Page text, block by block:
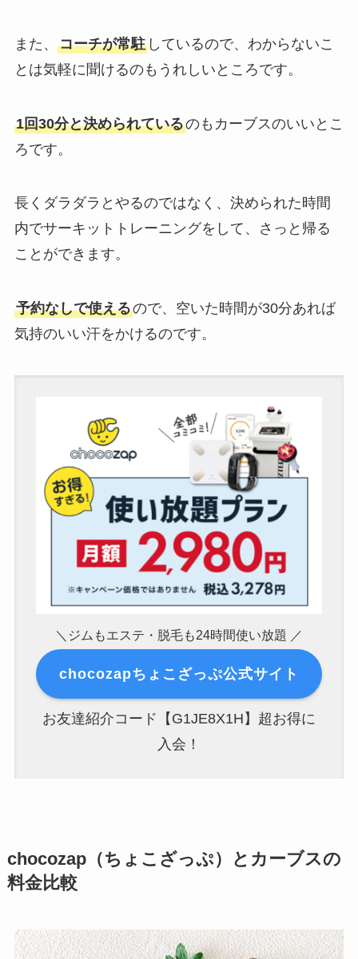
また、 コーチが常駐しているので、わからないこ
とは気軽に聞けるのもうれしいところです。
1回30分と決められているのもカーブスのいいとこ
ろです。
長くダラダラとやるのではなく、決められた時間
内でサーキットトレーニングをして、さっと帰る
ことができます。
予約なしで使えるので、空いた時間が30分あれば
気持のいい汗をかけるのです。
＼ジムもエステ・脱毛も24時間使い放題 ／
chocozapちょこざっぷ公式サイト
お友達紹介コード【G1JE8X1H】超お得に
入会！
chocozap（ちょこざっぷ）とカーブスの
料金比較